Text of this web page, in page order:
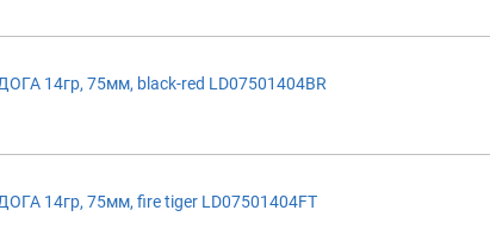
14гр, 75мм, black-red LD07501404BR
14гр, 75мм, fire tiger LD07501404FT